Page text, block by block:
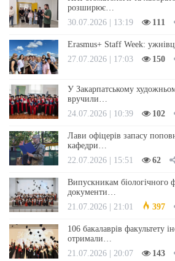
розширює…
30.07.2026 | 13:19
111
Erasmus+ Staff Week:
27.07.2026 | 17:03
150
У Закарпатському
вручили…
24.07.2026 | 10:39
102
Лави офіцерів запасу
кафедри…
22.07.2026 | 15:51
62
Випускникам біологічного
документи…
21.07.2026 | 21:01
397
106 бакалаврів факультету
отримали…
21.07.2026 | 20:07
143